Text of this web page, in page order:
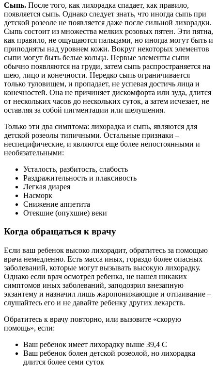
Сыпь. После того, как лихорадка спадает, как правило,
появляется сыпь. Однако следует знать, что иногда сыпь при
детской розеоле не появляется даже после сильной лихорадки.
Сыпь состоит из множества мелких розовых пятен. Эти пятна,
как правило, не ощущаются пальцами, но иногда могут быть и
приподняты над уровнем кожи. Вокруг некоторых элементов
сыпи могут быть белые кольца. Первые элементы сыпи
обычно появляются на груди, затем сыпь распространяется на
шею, лицо и конечности. Нередко сыпь ограничивается
только туловищем, и пропадает, не успевая достичь лица и
конечностей. Она не причиняет дискомфорта или зуда, длится
от нескольких часов до нескольких суток, а затем исчезает, не
оставляя за собой пигментации или шелушения.
Только эти два симптома: лихорадка и сыпь, являются для
детской розеолы типичными. Остальные признаки –
неспецифические, и являются еще более непостоянными и
необязательными:
Усталость, разбитость, слабость
Раздражительность и плаксивость
Легкая диарея
Насморк
Снижение аппетита
Отекшие (опухшие) веки
Когда обращаться к врачу
Если ваш ребенок высоко лихорадит, обратитесь за помощью
врача немедленно. Есть масса иных, гораздо более опасных
заболеваний, которые могут вызывать высокую лихорадку.
Однако если врач осмотрел ребенка, не нашел никаких
симптомов иных заболеваний, заподозрил внезапную
экзантему и назначил лишь жаропонижающие и отпаивание –
слушайтесь его и не давайте ребенку других лекарств.
Обратитесь к врачу повторно, или вызовите «скорую
помощь», если:
Ваш ребенок имеет лихорадку выше 39,4 С
Ваш ребенок болен детской розеолой, но лихорадка
длится более семи суток